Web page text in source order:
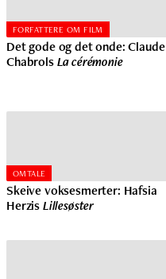
FORFATTERE OM FILM
Det gode og det onde: Claude
ChabrolsLa cérémonie
OMTALE
Skeive voksesmerter: Hafsia
HerzisLillesøster